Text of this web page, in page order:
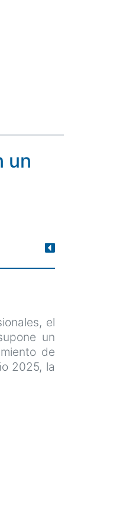
un
el
un
de
2025, la